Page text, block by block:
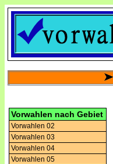
Vorwahlen nach Gebiet
Vorwahlen 02
Vorwahlen 03
Vorwahlen 04
Vorwahlen 05